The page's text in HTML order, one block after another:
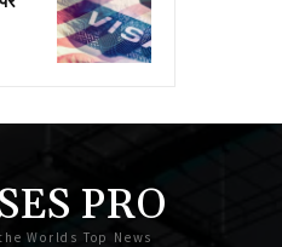
PRO
Worlds Top News